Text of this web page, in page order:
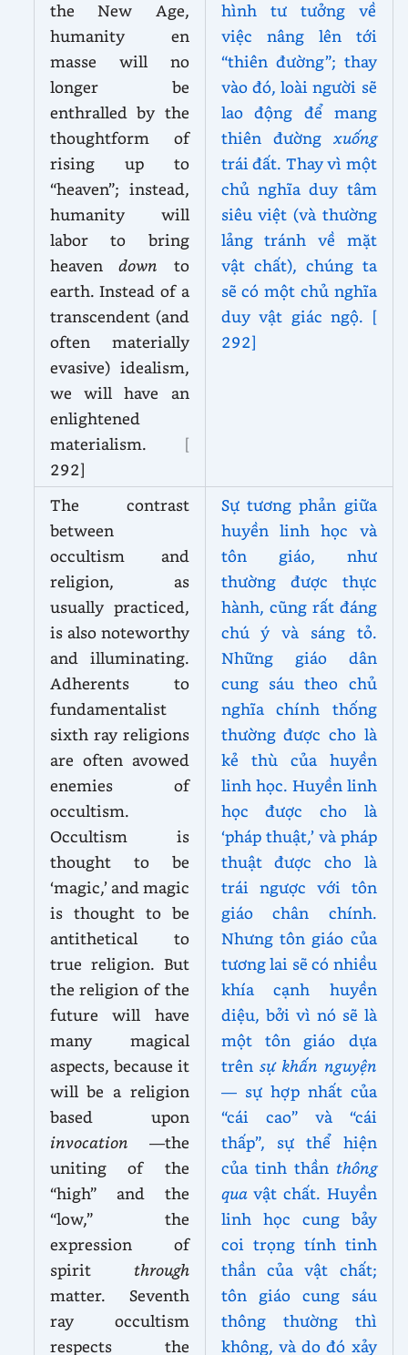
the New Age,
humanity en
masse will no
longer be
enthralled by the
thoughtform of
rising up to
“heaven”; instead,
humanity will
labor to bring
heaven down to
earth. Instead of a
transcendent (and
often materially
evasive) idealism,
we will have an
enlightened
materialism. [
292]
hình tư tưởng về
việc nâng lên tới
“thiên đường”; thay
vào đó, loài người sẽ
lao động để mang
thiên đường xuống
trái đất. Thay vì một
chủ nghĩa duy tâm
siêu việt (và thường
lảng tránh về mặt
vật chất), chúng ta
sẽ có một chủ nghĩa
duy vật giác ngộ. [
292]
The contrast
between
occultism and
religion, as
usually practiced,
is also noteworthy
and illuminating.
Adherents to
fundamentalist
sixth ray religions
are often avowed
enemies of
occultism.
Occultism is
thought to be
‘magic,’ and magic
is thought to be
antithetical to
true religion. But
the religion of the
future will have
many magical
aspects, because it
will be a religion
based upon
invocation —the
uniting of the
“high” and the
“low,” the
expression of
spirit through
matter. Seventh
ray occultism
respects the
Sự tương phản giữa
huyền linh học và
tôn giáo, như
thường được thực
hành, cũng rất đáng
chú ý và sáng tỏ.
Những giáo dân
cung sáu theo chủ
nghĩa chính thống
thường được cho là
kẻ thù của huyền
linh học. Huyền linh
học được cho là
‘pháp thuật,’ và pháp
thuật được cho là
trái ngược với tôn
giáo chân chính.
Nhưng tôn giáo của
tương lai sẽ có nhiều
khía cạnh huyền
diệu, bởi vì nó sẽ là
một tôn giáo dựa
trên sự khấn nguyện
— sự hợp nhất của
“cái cao” và “cái
thấp”, sự thể hiện
của tinh thần thông
quavật chất. Huyền
linh học cung bảy
coi trọng tính tinh
thần của vật chất;
tôn giáo cung sáu
thông thường thì
không, và do đó xảy